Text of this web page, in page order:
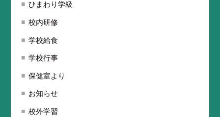
ひまわり学級
校内研修
学校給食
学校行事
保健室より
お知らせ
校外学習